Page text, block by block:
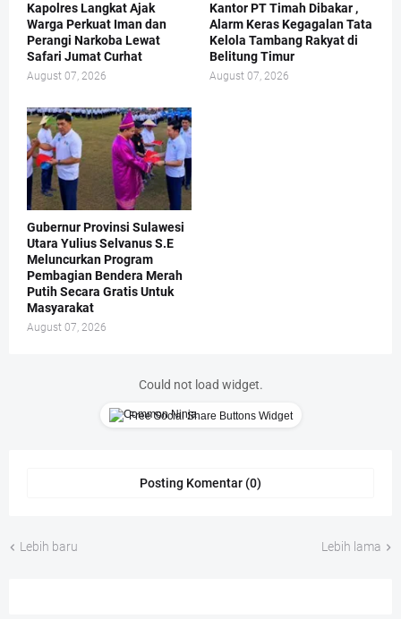
Kapolres Langkat Ajak
Warga Perkuat Iman dan
Perangi Narkoba Lewat
Safari Jumat Curhat
August 07, 2026
Kantor PT Timah Dibakar ,
Alarm Keras Kegagalan Tata
Kelola Tambang Rakyat di
Belitung Timur
August 07, 2026
Gubernur Provinsi Sulawesi
Utara Yulius Selvanus S.E
Meluncurkan Program
Pembagian Bendera Merah
Putih Secara Gratis Untuk
Masyarakat
August 07, 2026
Could not load widget.
Free Social Share Buttons Widget
Posting Komentar (0)
Lebih baru Lebih lama